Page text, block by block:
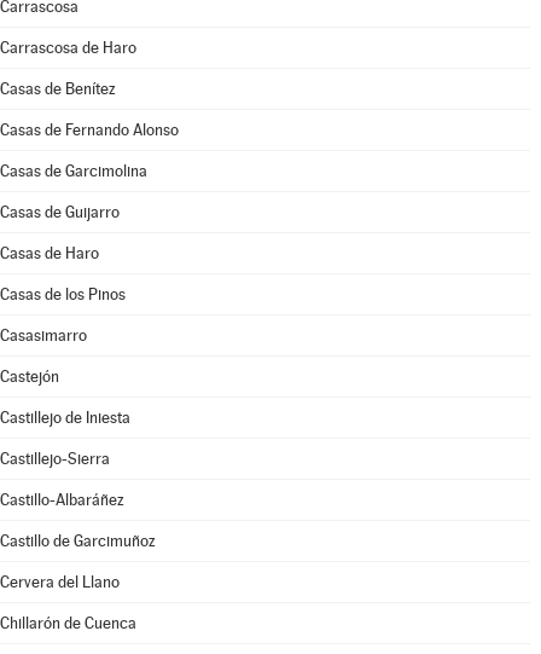
Carrascosa
Carrascosa de Haro
Casas de Benítez
Casas de Fernando Alonso
Casas de Garcimolina
Casas de Guijarro
Casas de Haro
Casas de los Pinos
Casasimarro
Castejón
Castillejo de Iniesta
Castillejo-Sierra
Castillo-Albaráñez
Castillo de Garcimuñoz
Cervera del Llano
Chillarón de Cuenca